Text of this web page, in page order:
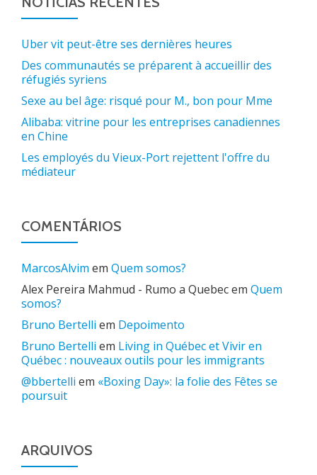
Uber vit peut-être ses dernières heures
Des communautés se préparent à accueillir des
réfugiés syriens
Sexe au bel âge: risqué pour M., bon pour Mme
Alibaba: vitrine pour les entreprises canadiennes
en Chine
Les employés du Vieux-Port rejettent l'offre du
médiateur
COMENTÁRIOS
MarcosAlvim em Quem somos?
Alex Pereira Mahmud - Rumo a Quebecem Quem
somos?
Bruno Bertelli em Depoimento
Bruno Bertelli em Living in Québec et Vivir en
Québec : nouveaux outils pour les immigrants
@bbertelli em «Boxing Day»: la folie des Fêtes se
poursuit
ARQUIVOS